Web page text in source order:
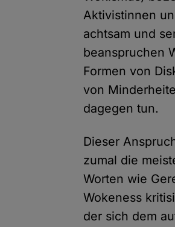
Aktivistinnen
achtsam und
beanspruchen
Formen von
von
dagegen tun.
Dieser
zumal die
Worten wie
Wokeness
der sich dem